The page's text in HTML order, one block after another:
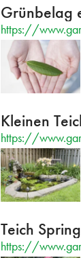
Grünbelag
https://
Kleinen
https://
Teich
https://